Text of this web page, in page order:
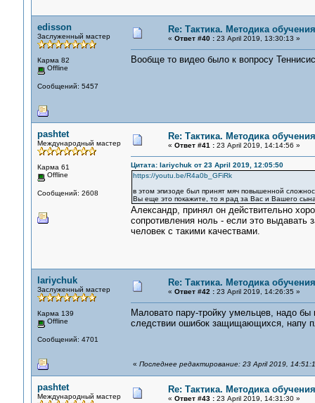
edisson
Заслуженный мастер
Карма 82
Offline
Сообщений: 5457
Re: Тактика. Методика обучения
« Ответ #40 :23 April 2019, 13:30:13 »
Вообще то видео было к вопросу
pashtet
Международный мастер
Карма 61
Offline
Сообщений: 2608
Re: Тактика. Методика обучения
« Ответ #41 :23 April 2019, 14:14:56 »
Цитата: lariychuk от 23 April 2019, 12:05:50
https://youtu.be/R4a0b_GFiRk
в этом эпизоде был принят мяч повышенной
Вы еще это покажите, то я рад за Вас и Вашего
Александр, принял он действительно
сопротивления ноль - если это выдавать
человек с такими качествами.
lariychuk
Заслуженный мастер
Карма 139
Offline
Сообщений: 4701
Re: Тактика. Методика обучения
« Ответ #42 :23 April 2019, 14:26:35 »
Маловато пару-тройку умельцев, надо бы
следствии ошибок защищающихся, напу
« Последнее редактирование: 23 April 2019,
pashtet
Международный мастер
Re: Тактика. Методика обучения
« Ответ #43 :23 April 2019, 14:31:30 »